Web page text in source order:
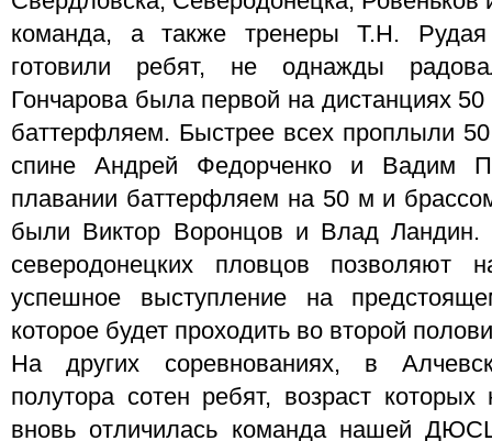
команда, а также тренеры Т.Н.
готовили ребят, не однажды
Гончарова была первой на дистанциях
баттерфляем. Быстрее всех проплыли
спине Андрей Федорченко и Вадим
плавании баттерфляем на 50 м и
были Виктор Воронцов и Влад Ландин.
северодонецких пловцов позволяют
успешное выступление на
которое будет проходить во второй
На других соревнованиях, в
полутора сотен ребят, возраст
вновь отличилась команда нашей